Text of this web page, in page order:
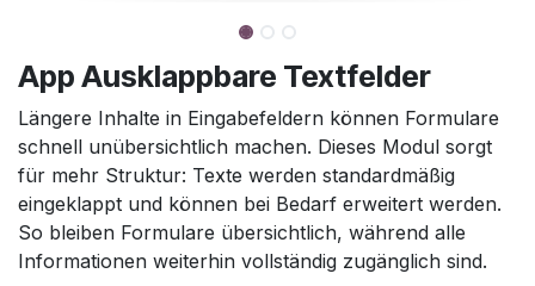
App Ausklappbare Textfelder
Längere Inhalte in Eingabefeldern können Formulare
schnell unübersichtlich machen. Dieses Modul sorgt
für mehr Struktur: Texte werden standardmäßig
eingeklappt und können bei Bedarf erweitert werden.
So bleiben Formulare übersichtlich, während alle
Informationen weiterhin vollständig zugänglich sind.